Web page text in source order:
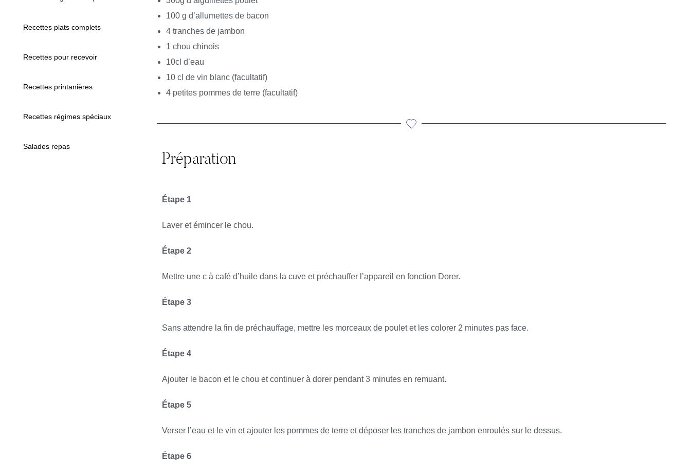
Recettes plats complets
Recettes pour recevoir
Recettes printanières
Recettes régimes spéciaux
Salades repas
100 g d’allumettes de bacon
4 tranches de jambon
1 chou chinois
10cl d’eau
10 cl de vin blanc (facultatif)
4 petites pommes de terre (facultatif)
Préparation
Étape 1
Laver et émincer le chou.
Étape 2
Mettre une c à café d’huile dans la cuve et préchauffer l’appareil en fonction Dorer.
Étape 3
Sans attendre la fin de préchauffage, mettre les morceaux de poulet et les colorer 2 minutes pas face.
Étape 4
Ajouter le bacon et le chou et continuer à dorer pendant 3 minutes en remuant.
Étape 5
Verser l’eau et le vin et ajouter les pommes de terre et déposer les tranches de jambon enroulés sur le dessus.
Étape 6